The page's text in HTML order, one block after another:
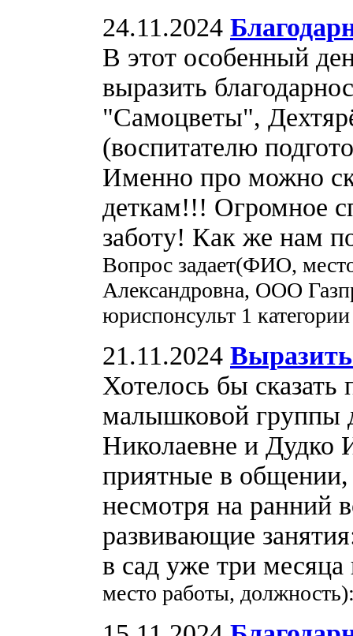
24.11.2024
В этот особенный
выразить
"Самоцветы",
(воспитателю
Именно про можно
деткам!!! Огромное
заботу! Как же нам
Вопрос задает(ФИО,
Александровна, ООО
юриспонсульт 1 категории
21.11.2024 Выразить
Хотелось бы сказать
малышковой группы
Николаевне и Дудко
приятные в
несмотря на ранний
развивающие
в сад уже три
место работы,